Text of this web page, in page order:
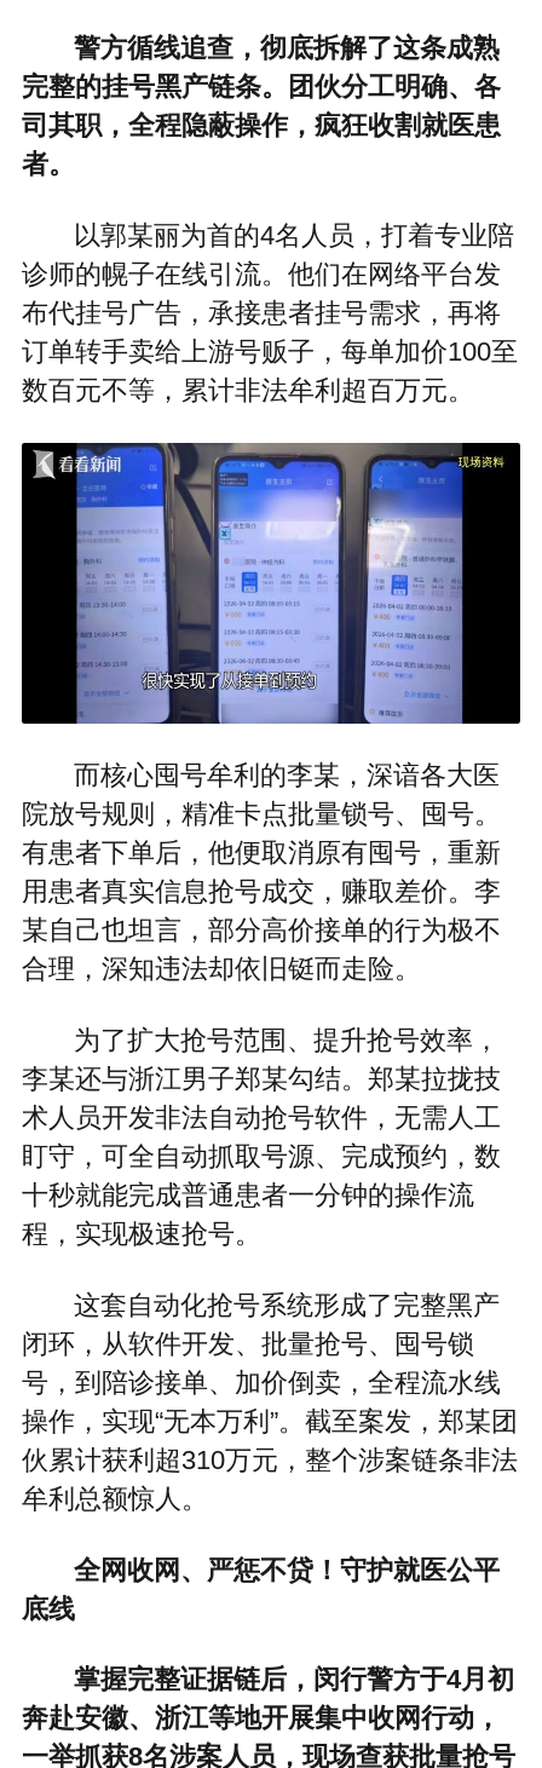
警方循线追查，彻底拆解了这条成熟
完整的挂号黑产链条。团伙分工明确、各
司其职，全程隐蔽操作，疯狂收割就医患
者。
以郭某丽为首的4名人员，打着专业陪
诊师的幌子在线引流。他们在网络平台发
布代挂号广告，承接患者挂号需求，再将
订单转手卖给上游号贩子，每单加价100至
数百元不等，累计非法牟利超百万元。
而核心囤号牟利的李某，深谙各大医
院放号规则，精准卡点批量锁号、囤号。
有患者下单后，他便取消原有囤号，重新
用患者真实信息抢号成交，赚取差价。李
某自己也坦言，部分高价接单的行为极不
合理，深知违法却依旧铤而走险。
为了扩大抢号范围、提升抢号效率，
李某还与浙江男子郑某勾结。郑某拉拢技
术人员开发非法自动抢号软件，无需人工
盯守，可全自动抓取号源、完成预约，数
十秒就能完成普通患者一分钟的操作流
程，实现极速抢号。
这套自动化抢号系统形成了完整黑产
闭环，从软件开发、批量抢号、囤号锁
号，到陪诊接单、加价倒卖，全程流水线
操作，实现“无本万利”。截至案发，郑某团
伙累计获利超310万元，整个涉案链条非法
牟利总额惊人。
全网收网、严惩不贷！守护就医公平
底线
掌握完整证据链后，闵行警方于4月初
奔赴安徽、浙江等地开展集中收网行动，
一举抓获8名涉案人员，现场查获批量抢号